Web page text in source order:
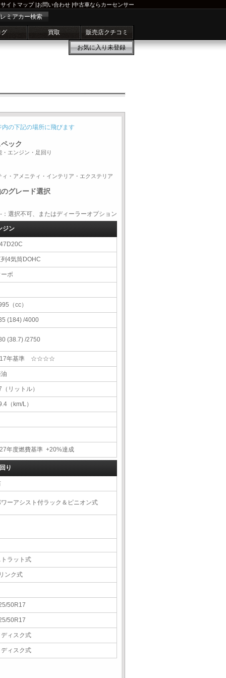
サイトマップ|お問い合わせ |中古車ならカーセンサー
ミアカー検索
買取 販売店クチコミ
お気に入り未登録
内の下記の場所に飛びます
ック
・エンジン・足回り
ィ・アメニティ・インテリア・エクステリア
グレード選択
択不可、またはディーラーオプション
ジン
4気筒DOHC
ーボ
（cc）
(184) /4000
(38.7) /2750
年基準 ☆☆☆☆
（リットル）
（km/L）
年度燃費基準 +20%達成
り
ーアシスト付ラック＆ピニオン式
トラット式
ンク式
50R17
50R17
ディスク式
ディスク式